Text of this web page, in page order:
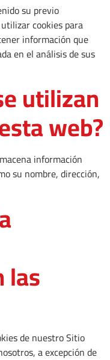
su previo
cookies para
información que
en el análisis de sus
utilizan
web?
información
su nombre, dirección,
las
de nuestro Sitio
a excepción de